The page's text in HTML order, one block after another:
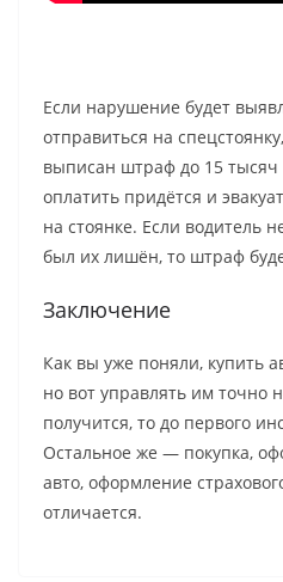
Если нарушение будет
отправиться на
выписан штраф до 15 тысяч
оплатить придётся и
на стоянке. Если водитель
был их лишён, то штраф
Заключение
Как вы уже поняли, купить
но вот управлять им точно
получится, то до первого
Остальное же — покупка,
авто, оформление
отличается.